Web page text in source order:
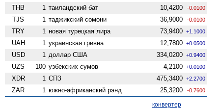
THB 1 таиландский бат 10,4200 -0.0100
TJS 1 таджикский сомони 36,9000 -0.0100
TRY 1 новая турецкая лира 73,9400 +1.1000
UAH 1 украинская гривна 12,7800 +0.0500
USD 1 доллар США 334,0200 +0.9400
UZS 100 узбекских сумов 4,2100 +0.0100
XDR 1 СПЗ 475,3400 +2.2700
ZAR 1 южно-африканский рэнд 25,3200 -0.7600
конвертер